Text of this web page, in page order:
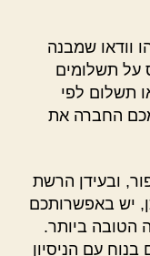
וודאו שמבנה
על תשלומים
תשלום לפי
החברה את
ובעידן הרשת
יש באפשרותכם
הטובה ביותר.
עם הניסיון